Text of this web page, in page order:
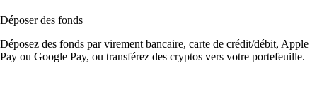
Déposer des fonds
Déposez des fonds par virement bancaire, carte de crédit/débit, Apple
Pay ou Google Pay, ou transférez des cryptos vers votre portefeuille.